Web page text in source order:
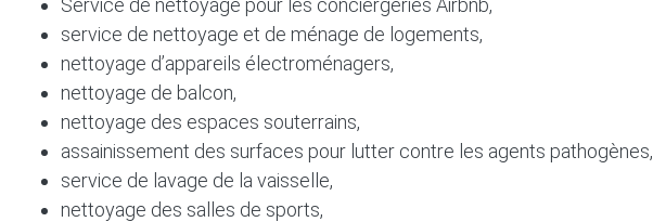
Service de nettoyage pour les conciergeries Airbnb,
service de nettoyage et de ménage de logements,
nettoyage d’appareils électroménagers,
nettoyage de balcon,
nettoyage des espaces souterrains,
assainissement des surfaces pour lutter contre les agents pathogènes,
service de lavage de la vaisselle,
nettoyage des salles de sports,